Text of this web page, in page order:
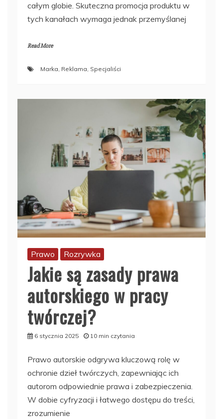
całym globie. Skuteczna promocja produktu w
tych kanałach wymaga jednak przemyślanej
Read More
Marka, Reklama, Specjaliści
Prawo Rozrywka
Jakie są zasady prawa
autorskiego w pracy
twórczej?
6 stycznia 2025 10 min czytania
Prawo autorskie odgrywa kluczową rolę w
ochronie dzieł twórczych, zapewniając ich
autorom odpowiednie prawa i zabezpieczenia.
W dobie cyfryzacji i łatwego dostępu do treści,
zrozumienie